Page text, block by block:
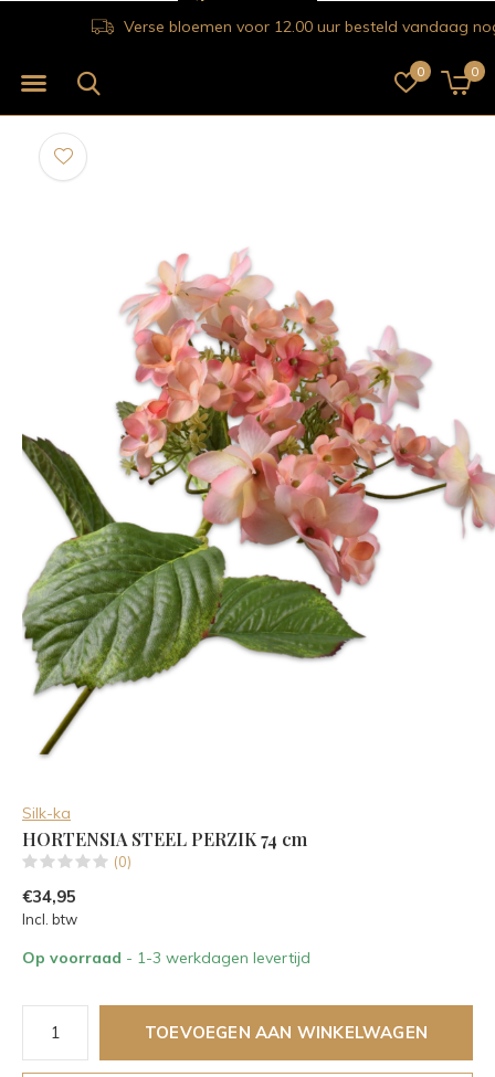
0 0
Verse bloemen voor 12.00 uur besteld vandaag nog bezorgd!
Silk-ka
HORTENSIA STEEL PERZIK 74 cm
(0)
€34,95
Incl. btw
Op voorraad - 1-3 werkdagen levertijd
TOEVOEGEN AAN WINKELWAGEN